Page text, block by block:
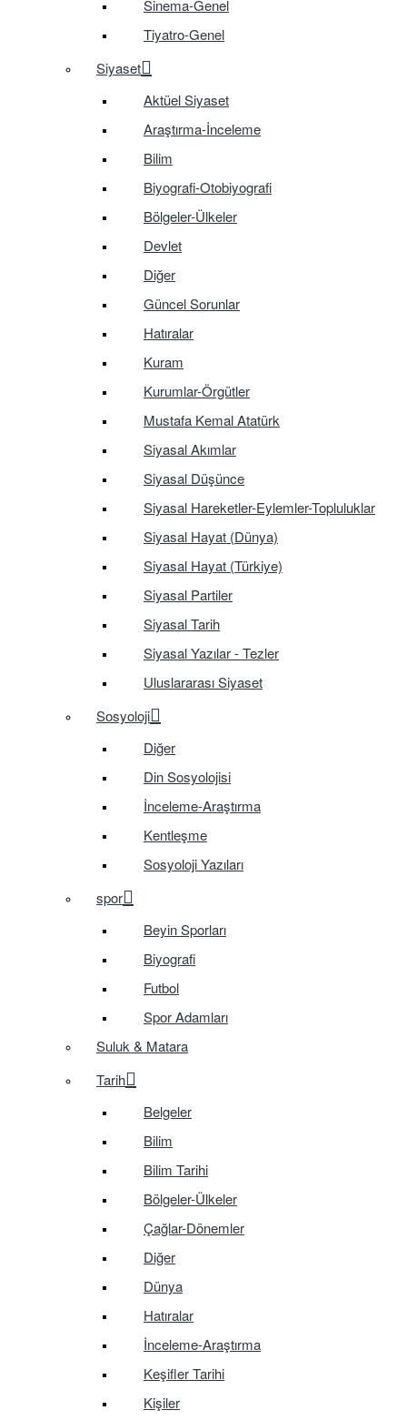
Sinema-Genel
Tiyatro-Genel
Siyaset
Aktüel Siyaset
Araştırma-İnceleme
Bilim
Biyografi-Otobiyografi
Bölgeler-Ülkeler
Devlet
Diğer
Güncel Sorunlar
Hatıralar
Kuram
Kurumlar-Örgütler
Mustafa Kemal Atatürk
Siyasal Akımlar
Siyasal Düşünce
Siyasal Hareketler-Eylemler-Topluluklar
Siyasal Hayat (Dünya)
Siyasal Hayat (Türkiye)
Siyasal Partiler
Siyasal Tarih
Siyasal Yazılar - Tezler
Uluslararası Siyaset
Sosyoloji
Diğer
Din Sosyolojisi
İnceleme-Araştırma
Kentleşme
Sosyoloji Yazıları
spor
Beyin Sporları
Biyografi
Futbol
Spor Adamları
Suluk & Matara
Tarih
Belgeler
Bilim
Bilim Tarihi
Bölgeler-Ülkeler
Çağlar-Dönemler
Diğer
Dünya
Hatıralar
İnceleme-Araştırma
Keşifler Tarihi
Kişiler